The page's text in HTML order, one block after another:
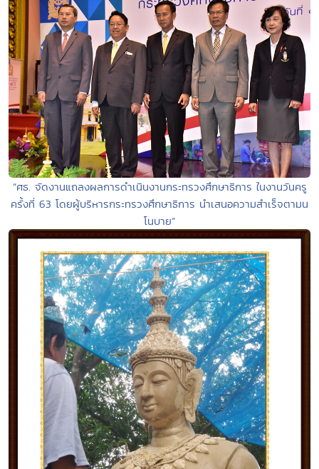
“ศธ. จัดงานแถลงผลการดำเนินงานกระทรวงศึกษาธิการ ในงานวันครู
ครั้งที่ 63 โดยผู้บริหารกระทรวงศึกษาธิการ นำเสนอความสำเร็จตามน
โนบาย”